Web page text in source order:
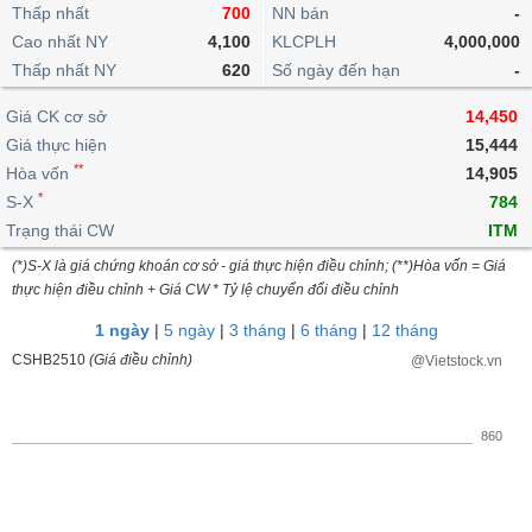
lỗ
dịch
nội
Niên
giám
Tài
liệu
cổ
Định
giá
ngoài
doanh
Top
cổ
phiếu
ngành
dịch
Chứng
quyền
quan
Thống
giao
dịch
Thống
giao
dịch
Tin
tức
Phân
tích
kỹ
thuật
trực
tuyến
Bộ
lọc
cổ
So
Vĩ
mô
lai
Chứng
quyền
Trái
phiếu
IR
Awards
tạo
Dịch
vụ
Thấp nhất
700
Cao nhất NY
4,100
Thấp nhất NY
620
NN bán
-
KLCPLH
4,000,000
Số ngày đến hạn
-
Giá CK cơ sở
14,450
Giá thực hiện
15,444
Hòa vốn **
14,905
S-X *
784
Trạng thái CW
ITM
(*)S-X là giá chứng khoán cơ sở - giá thực hiện điều chỉnh; (**)Hòa vốn = Giá
thực hiện điều chỉnh + Giá CW * Tỷ lệ chuyển đổi điều chỉnh
1 ngày| 5 ngày| 3 tháng | 6 tháng | 12 tháng
CSHB2510 (Giá điều chỉnh) @Vietstock.vn
860
BẤT
ĐỘNG
SẢN
TÀI
CHÍNH
HÀNG